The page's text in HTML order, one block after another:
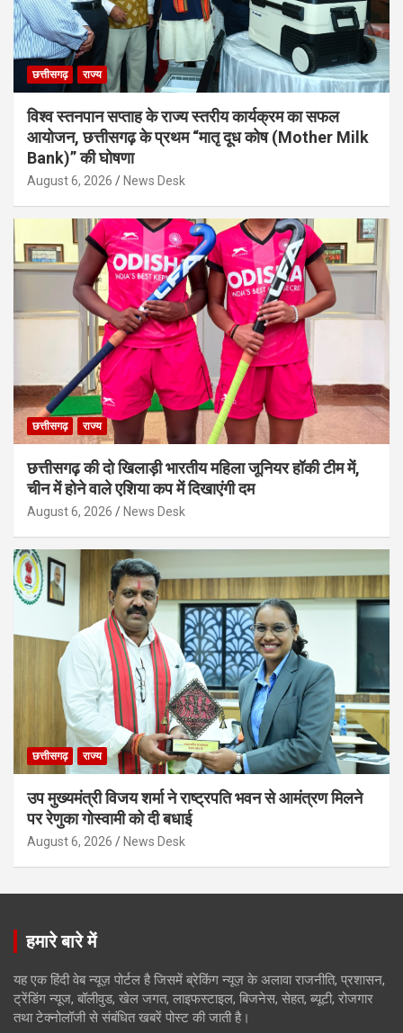
छत्तीसगढ़ राज्य
विश्व स्तनपान सप्ताह के राज्य स्तरीय कार्यक्रम का सफल
आयोजन, छत्तीसगढ़ के प्रथम “मातृ दूध कोष (Mother Milk
Bank)” की घोषणा
August 6, 2026 News Desk
छत्तीसगढ़ राज्य
छत्तीसगढ़ की दो खिलाड़ी भारतीय महिला जूनियर हॉकी टीम में,
चीन में होने वाले एशिया कप में दिखाएंगी दम
August 6, 2026 News Desk
छत्तीसगढ़ राज्य
उप मुख्यमंत्री विजय शर्मा ने राष्ट्रपति भवन से आमंत्रण मिलने
पर रेणुका गोस्वामी को दी बधाई
August 6, 2026 News Desk
हमारे बारे में
यह एक हिंदी वेब न्यूज़ पोर्टल है जिसमें ब्रेकिंग न्यूज़ के अलावा राजनीति, प्रशासन,
ट्रेंडिंग न्यूज, बॉलीवुड, खेल जगत, लाइफस्टाइल, बिजनेस, सेहत, ब्यूटी, रोजगार
तथा टेक्नोलॉजी से संबंधित खबरें पोस्ट की जाती है।